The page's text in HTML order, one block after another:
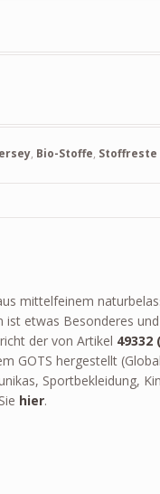
, Bio-Stoffe, Stoffreste
mittelfeinem
etwas Besonderes
der von Artikel
GOTS hergestellt
Sportbekleidung,
hier.